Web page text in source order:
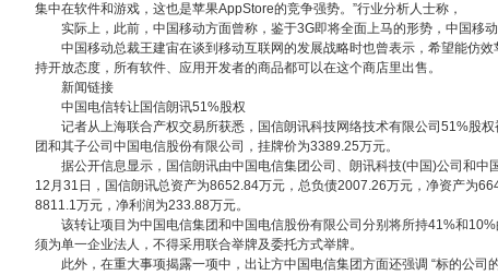
集中在软件和游戏，这也是苹果AppStore的竞争强势。”行业分析人士称，
实际上，此前，中国移动方面曾称，鉴于3G即将全面上马的形势，中国移动
中国移动总裁王建宙在谈到移动互联网的发展战略时也曾表示，希望能仿效
持开放态度，所有软件、应用开发者的商品都可以在这个商店里出售。
新闻链接
中国电信转让国信朗讯51%股权
记者从上海联合产权交易所获悉，国信朗讯科技网络技术有限公司51%股权
团和其子公司中国电信股份有限公司，挂牌价为3389.25万元。
据公开信息显示，国信朗讯由中国电信集团公司、朗讯科技(中国)公司和中
12月31日，国信朗讯总资产为8652.84万元，总负债2007.26万元，净资产为
8811.1万元，净利润为233.88万元。
该转让项目为中国电信集团和中国电信股份有限公司分别将所持41%和10%
须为单一企业法人，不得采用联合举牌及委托方式举牌。
此外，在重大事项揭露一项中，出让方中国电信集团方面还强调 “标的公司